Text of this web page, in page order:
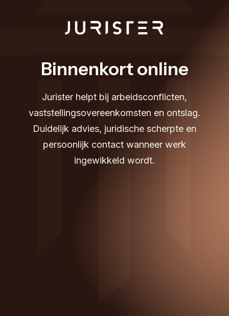
Binnenkort online
Jurister helpt bij arbeidsconflicten,
vaststellingsovereenkomsten en ontslag.
Duidelijk advies, juridische scherpte en
persoonlijk contact wanneer werk
ingewikkeld wordt.